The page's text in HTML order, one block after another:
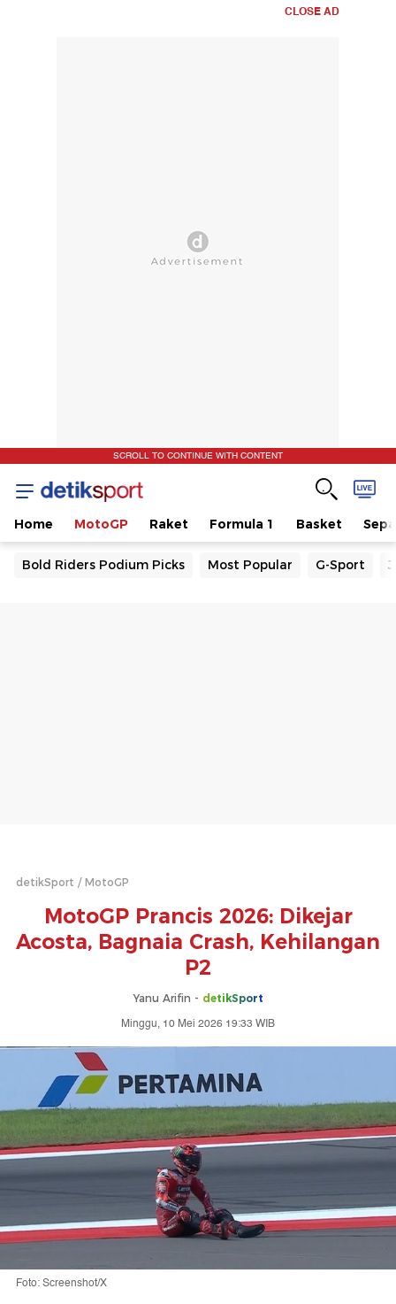
CLOSE AD
SCROLL TO CONTINUE WITH CONTENT
Home MotoGP Raket Formula 1 Basket
Bold Riders Podium Picks Most Popular G-Sport
detikSport MotoGP
MotoGP Prancis 2026: Dikejar
Acosta, Bagnaia Crash, Kehilangan
P2
Yanu Arifin - detikSport
Minggu, 10 Mei 2026 19:33 WIB
Foto: Screenshot/X